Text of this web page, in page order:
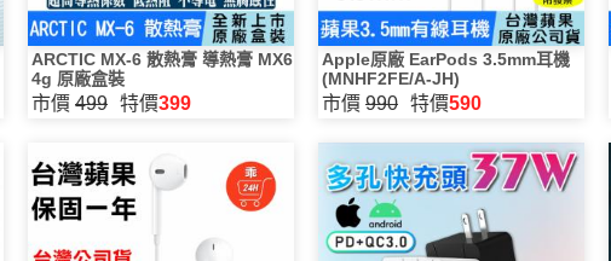
ARCTIC MX-6 散熱膏 導熱膏 MX6
4g 原廠盒裝
市價 499 特價399
Apple原廠 EarPods 3.5mm耳機
(MNHF2FE/A-JH)
市價 990 特價590